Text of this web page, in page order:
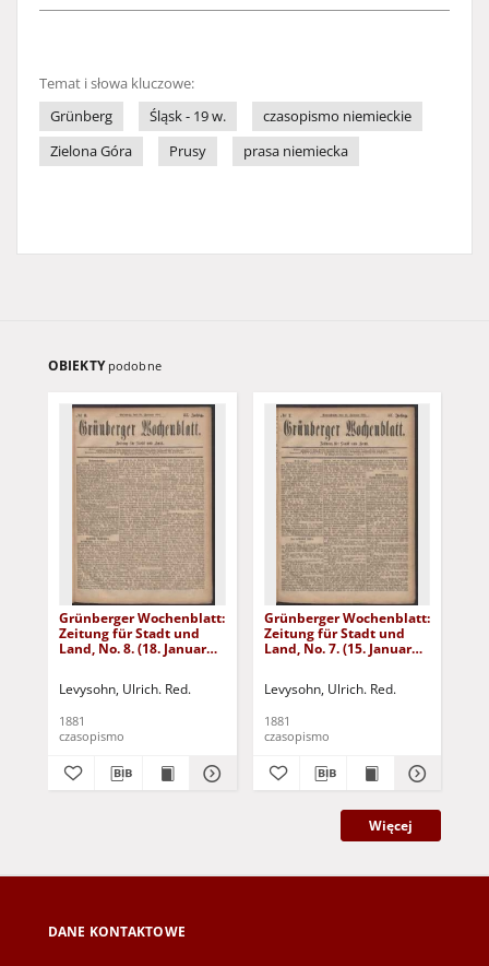
Temat i słowa kluczowe:
Grünberg
Śląsk - 19 w.
czasopismo niemieckie
Zielona Góra
Prusy prasa niemiecka
OBIEKTY podobne
Grünberger Wochenblatt:
Zeitung für Stadt und
Land, No. 8. (18. Januar
Levysohn, Ulrich. Red.
1881
czasopismo
Grünberger Wochenblatt:
Zeitung für Stadt und
Land, No. 7. (15. Januar
Levysohn, Ulrich. Red.
1881
czasopismo
Więcej
DANE KONTAKTOWE